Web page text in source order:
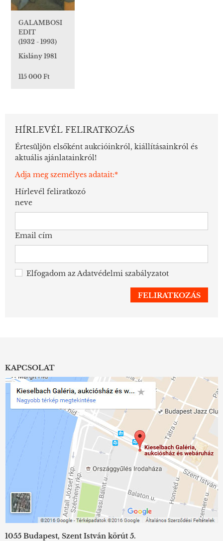
GALAMBOSI
EDIT
(1932 - 1993)
Kislány 1981
115 000 Ft
HÍRLEVÉL FELIRATKOZÁS
Értesüljön elsőként aukcióinkról, kiállításainkról és
aktuális ajánlatainkról!
Adja meg személyes adatait:*
Hírlevél feliratkozó
neve
Email cím
Elfogadom azAdatvédelmi szabályzatot
KAPCSOLAT
1055 Budapest, Szent István körút 5.